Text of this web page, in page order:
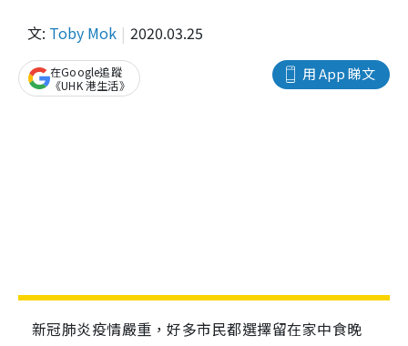
文: Toby Mok 2020.03.25
用 App 睇文
在Google追蹤
《UHK 港生活》
新冠肺炎疫情嚴重，好多市民都選擇留在家中食晚